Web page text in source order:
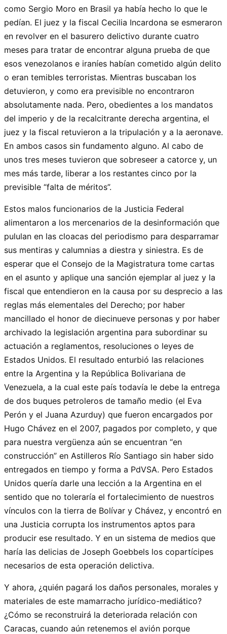
como Sergio Moro en Brasil ya había hecho lo que le
pedían. El juez y la fiscal Cecilia Incardona se esmeraron
en revolver en el basurero delictivo durante cuatro
meses para tratar de encontrar alguna prueba de que
esos venezolanos e iraníes habían cometido algún delito
o eran temibles terroristas. Mientras buscaban los
detuvieron, y como era previsible no encontraron
absolutamente nada. Pero, obedientes a los mandatos
del imperio y de la recalcitrante derecha argentina, el
juez y la fiscal retuvieron a la tripulación y a la aeronave.
En ambos casos sin fundamento alguno. Al cabo de
unos tres meses tuvieron que sobreseer a catorce y, un
mes más tarde, liberar a los restantes cinco por la
previsible “falta de méritos”.
Estos malos funcionarios de la Justicia Federal
alimentaron a los mercenarios de la desinformación que
pululan en las cloacas del periodismo para desparramar
sus mentiras y calumnias a diestra y siniestra. Es de
esperar que el Consejo de la Magistratura tome cartas
en el asunto y aplique una sanción ejemplar al juez y la
fiscal que entendieron en la causa por su desprecio a las
reglas más elementales del Derecho; por haber
mancillado el honor de diecinueve personas y por haber
archivado la legislación argentina para subordinar su
actuación a reglamentos, resoluciones o leyes de
Estados Unidos. El resultado enturbió las relaciones
entre la Argentina y la República Bolivariana de
Venezuela, a la cual este país todavía le debe la entrega
de dos buques petroleros de tamaño medio (el Eva
Perón y el Juana Azurduy) que fueron encargados por
Hugo Chávez en el 2007, pagados por completo, y que
para nuestra vergüenza aún se encuentran “en
construcción” en Astilleros Río Santiago sin haber sido
entregados en tiempo y forma a PdVSA. Pero Estados
Unidos quería darle una lección a la Argentina en el
sentido que no toleraría el fortalecimiento de nuestros
vínculos con la tierra de Bolívar y Chávez, y encontró en
una Justicia corrupta los instrumentos aptos para
producir ese resultado. Y en un sistema de medios que
haría las delicias de Joseph Goebbels los copartícipes
necesarios de esta operación delictiva.
Y ahora, ¿quién pagará los daños personales, morales y
materiales de este mamarracho jurídico-mediático?
¿Cómo se reconstruirá la deteriorada relación con
Caracas, cuando aún retenemos el avión porque